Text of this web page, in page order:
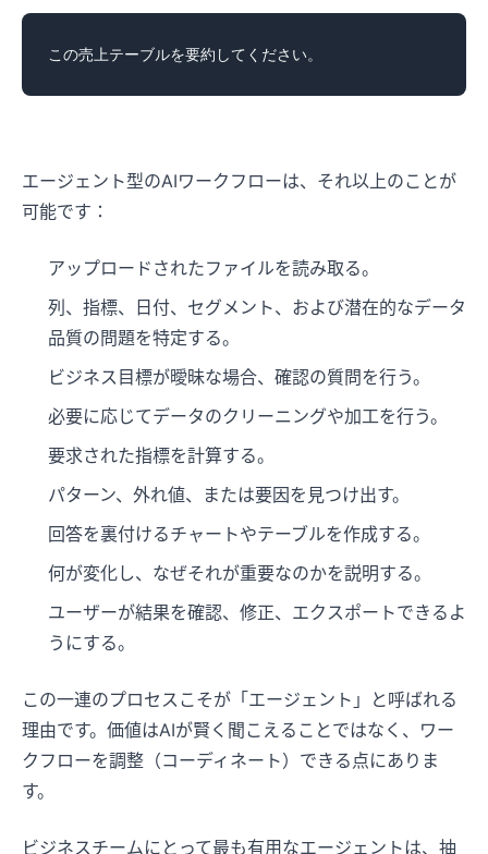
エージェント型のAIワークフローは、それ以上のことが
可能です：
アップロードされたファイルを読み取る。
列、指標、日付、セグメント、および潜在的なデータ
品質の問題を特定する。
ビジネス目標が曖昧な場合、確認の質問を行う。
必要に応じてデータのクリーニングや加工を行う。
要求された指標を計算する。
パターン、外れ値、または要因を見つけ出す。
回答を裏付けるチャートやテーブルを作成する。
何が変化し、なぜそれが重要なのかを説明する。
ユーザーが結果を確認、修正、エクスポートできるよ
うにする。
この一連のプロセスこそが「エージェント」と呼ばれる
理由です。価値はAIが賢く聞こえることではなく、ワー
クフローを調整（コーディネート）できる点にありま
す。
ビジネスチームにとって最も有用なエージェントは、抽